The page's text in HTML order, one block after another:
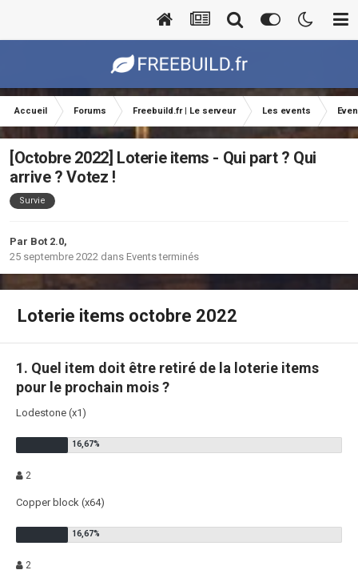
Accueil Forums Freebuild.fr | Le serveur Les events
[Octobre 2022] Loterie items - Qui part ? Qui
arrive ? Votez !
Survie
Par Bot 2.0,
25 septembre 2022 dans Events terminés
Loterie items octobre 2022
1. Quel item doit être retiré de la loterie items
pour le prochain mois ?
Lodestone (x1)
2
Copper block (x64)
2